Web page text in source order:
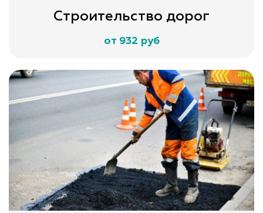
Строительство дорог
от 932 руб